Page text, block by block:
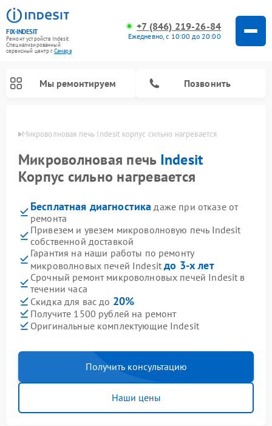
FIX-INDESIT
Ремонт устройств Indesit
Специализированный
cервисный центр г.Самара
+7 (846) 219-26-84
Ежедневно, с 10:00 до 20:00
Мы ремонтируем Позвонить
Микроволновая печь Indesit корпус сильно нагревается
Микроволновая печь Indesit
Корпус сильно нагревается
Бесплатная диагностика даже при отказе от
ремонта
Привезем и увезем микроволновую печь Indesit
собственной доставкой
Гарантия на наши работы по ремонту
микроволновых печей Indesitдо 3-х лет
Срочный ремонт микроволновых печей Indesit в
течении часа
Скидка для вас до 20%
Получите 1500 рублей на ремонт
Оригинальные комплектующие Indesit
Получить консультацию
Наши цены